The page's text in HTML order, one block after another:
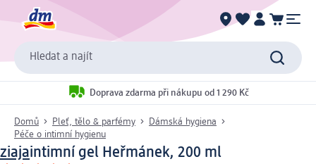
Hledat a najít
Doprava zdarma při nákupu od 1 290 Kč
Domů Pleť, tělo & parfémy
Dámská hygiena
Péče o intimní hygienu
ziajaintimní gel Heřmánek, 200 ml